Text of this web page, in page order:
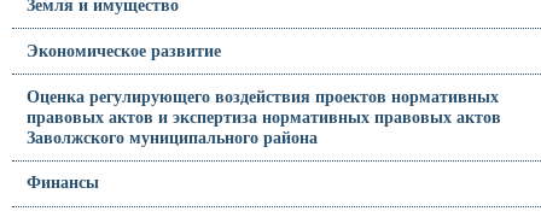
Земля и имущество
Экономическое развитие
Оценка регулирующего воздействия проектов нормативных
правовых актов и экспертиза нормативных правовых актов
Заволжского муниципального района
Финансы